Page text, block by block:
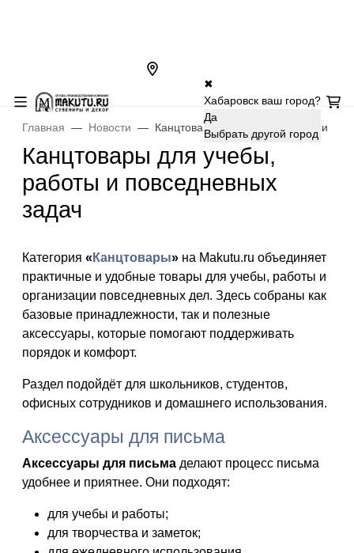
✖
Хабаровск ваш город?
Да
Выбрать другой город
Главная Новости Канцтовары для учебы, работы и
Канцтовары для учебы,
работы и повседневных
задач
Категория « Канцтовары» на Makutu.ru объединяет
практичные и удобные товары для учебы, работы и
организации повседневных дел. Здесь собраны как
базовые принадлежности, так и полезные
аксессуары, которые помогают поддерживать
порядок и комфорт.
Раздел подойдёт для школьников, студентов,
офисных сотрудников и домашнего использования.
Аксессуары для письма
Аксессуары для письма делают процесс письма
удобнее и приятнее. Они подходят:
для учебы и работы;
для творчества и заметок;